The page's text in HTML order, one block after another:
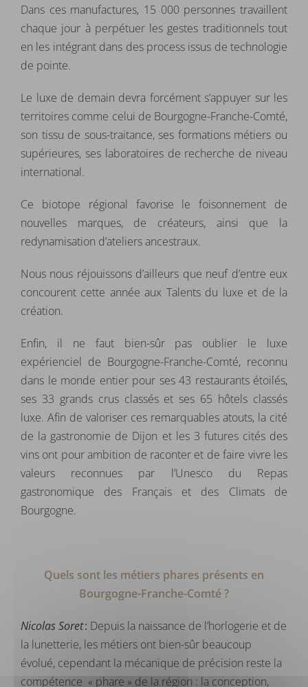
Dans ces manufactures, 15 000 personnes travaillent
chaque jour à perpétuer les gestes traditionnels tout
en les intégrant dans des process issus de technologie
de pointe.
Le luxe de demain devra forcément s’appuyer sur les
territoires comme celui de Bourgogne-Franche-Comté,
son tissu de sous-traitance, ses formations métiers ou
supérieures, ses laboratoires de recherche de niveau
international.
Ce biotope régional favorise le foisonnement de
nouvelles marques, de créateurs, ainsi que la
redynamisation d’ateliers ancestraux.
Nous nous réjouissons d’ailleurs que neuf d’entre eux
concourent cette année aux Talents du luxe et de la
création.
Enfin, il ne faut bien-sûr pas oublier le luxe
expérienciel de Bourgogne-Franche-Comté, reconnu
dans le monde entier pour ses 43 restaurants étoilés,
ses 33 grands crus classés et ses 65 hôtels classés
luxe. Afin de valoriser ces remarquables atouts, la cité
de la gastronomie de Dijon et les 3 futures cités des
vins ont pour ambition de raconter et de faire vivre les
valeurs reconnues par l’Unesco du Repas
gastronomique des Français et des Climats de
Bourgogne.
Quels sont les métiers phares présents en
Bourgogne-Franche-Comté ?
Nicolas Soret: Depuis la naissance de l’horlogerie et de
la lunetterie, les métiers ont bien-sûr beaucoup
évolué, cependant la mécanique de précision reste la
compétence « phare » de la région : la conception,